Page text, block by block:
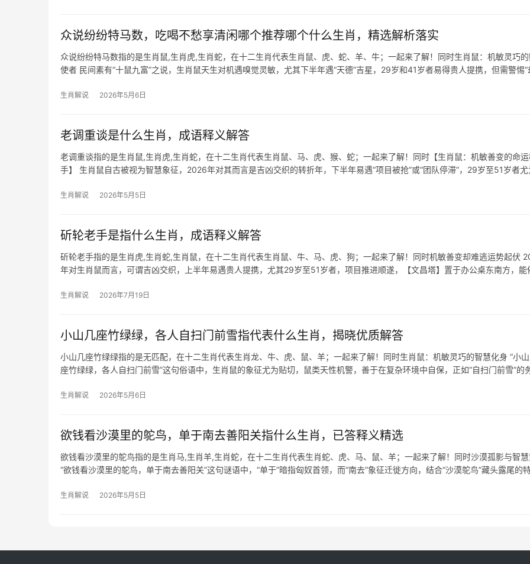
众说纷纷特马数，吃喝不愁享清闲哪个推荐哪个什么生肖，精选解析落实
众说纷纷特马数指的是生肖鼠,生肖虎,生肖蛇，在十二生肖代表生肖鼠、虎、蛇、羊、牛；一起来了解！同时生肖鼠：机敏灵巧
使者 民间素有“十鼠九富”之说，生肖鼠天生对机遇嗅觉灵敏，尤其下半年遇“天德”吉星，29岁和41岁者易得贵人提携，但需警惕“
生肖解说 2026年5月6日
老调重谈是什么生肖，成语释义解答
老调重谈指的是生肖鼠,生肖虎,生肖蛇，在十二生肖代表生肖鼠、马、虎、猴、蛇；一起来了解！同时【生肖鼠：机敏善变的命
手】 生肖鼠自古被视为智慧象征，2026年对其而言是吉凶交织的转折年，下半年易遇“项目被抢”或“团队停滞”，29岁至51岁者尤
生肖解说 2026年5月5日
斫轮老手是指什么生肖，成语释义解答
斫轮老手指的是生肖虎,生肖蛇,生肖鼠，在十二生肖代表生肖鼠、牛、马、虎、狗；一起来了解！同时机敏善变却难逃运势起伏
年对生肖鼠而言，可谓吉凶交织，上半年易遇贵人提携，尤其29岁至51岁者，项目推进顺遂，【文昌塔】置于办公桌东南方，能
生肖解说 2026年7月19日
小山几座竹绿绿，各人自扫门前雪指代表什么生肖，揭晓优质解答
小山几座竹绿绿指的是无匹配，在十二生肖代表生肖龙、牛、虎、鼠、羊；一起来了解！同时生肖鼠：机敏灵巧的智慧化身 “小
座竹绿绿，各人自扫门前雪”这句俗语中，生肖鼠的象征尤为贴切，鼠类天性机警，善于在复杂环境中自保，正如“自扫门前雪”的
生肖解说 2026年5月6日
欲钱看沙漠里的鸵鸟，单于南去善阳关指什么生肖，已答释义精选
欲钱看沙漠里的鸵鸟指的是生肖马,生肖羊,生肖蛇，在十二生肖代表生肖蛇、虎、马、鼠、羊；一起来了解！同时沙漠孤影与智
“欲钱看沙漠里的鸵鸟，单于南去善阳关”这句谜语中，“单于”暗指匈奴首领，而“南去”象征迁徙方向，结合“沙漠鸵鸟”藏头露尾的
生肖解说 2026年5月5日